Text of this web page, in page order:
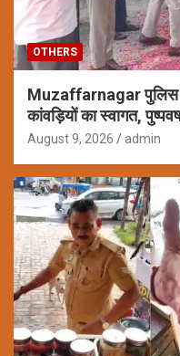
OTHERS
Muzaffarnagar पुलिस
कांवड़ियों का स्वागत,
August 9, 2026 admin